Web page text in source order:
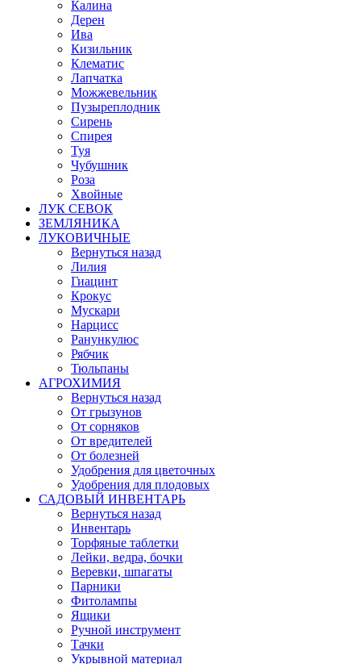
Калина
Дерен
Ива
Кизильник
Клематис
Лапчатка
Можжевельник
Пузыреплодник
Сирень
Спирея
Туя
Чубушник
Роза
Хвойные
ЛУК СЕВОК
ЗЕМЛЯНИКА
ЛУКОВИЧНЫЕ
Вернуться назад
Лилия
Гиацинт
Крокус
Мускари
Нарцисс
Ранункулюс
Рябчик
Тюльпаны
АГРОХИМИЯ
Вернуться назад
От грызунов
От сорняков
От вредителей
От болезней
Удобрения для цветочных
Удобрения для плодовых
САДОВЫЙ ИНВЕНТАРЬ
Вернуться назад
Инвентарь
Торфяные таблетки
Лейки, ведра, бочки
Веревки, шпагаты
Парники
Фитолампы
Ящики
Ручной инструмент
Тачки
Укрывной материал